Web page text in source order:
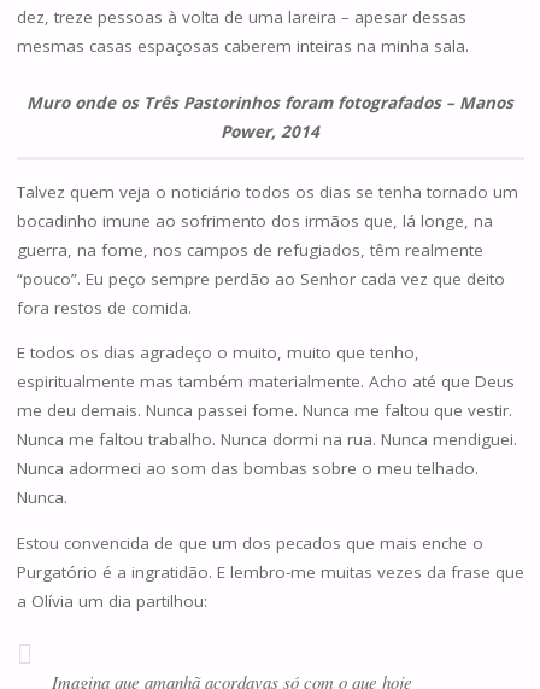
dez, treze pessoas à volta de uma lareira – apesar dessas
mesmas casas espaçosas caberem inteiras na minha sala.
Muro onde os Três Pastorinhos foram fotografados – Manos
Power, 2014
Talvez quem veja o noticiário todos os dias se tenha tornado um
bocadinho imune ao sofrimento dos irmãos que, lá longe, na
guerra, na fome, nos campos de refugiados, têm realmente
“pouco”. Eu peço sempre perdão ao Senhor cada vez que deito
fora restos de comida.
E todos os dias agradeço o muito, muito que tenho,
espiritualmente mas também materialmente. Acho até que Deus
me deu demais. Nunca passei fome. Nunca me faltou que vestir.
Nunca me faltou trabalho. Nunca dormi na rua. Nunca mendiguei.
Nunca adormeci ao som das bombas sobre o meu telhado.
Nunca.
Estou convencida de que um dos pecados que mais enche o
Purgatório é a ingratidão. E lembro-me muitas vezes da frase que
a Olívia um dia partilhou:
Imagina que amanhã acordavas só com o que hoje